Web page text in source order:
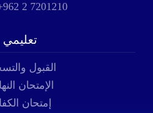
2 7201210
تعليمي
القبول
الإمتحان
إمتحان